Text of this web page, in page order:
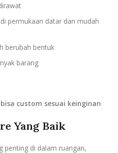
permukaan datar dan mudah
berubah bentuk
barang
custom sesuai keinginan
Yang Baik
penting di dalam ruangan,